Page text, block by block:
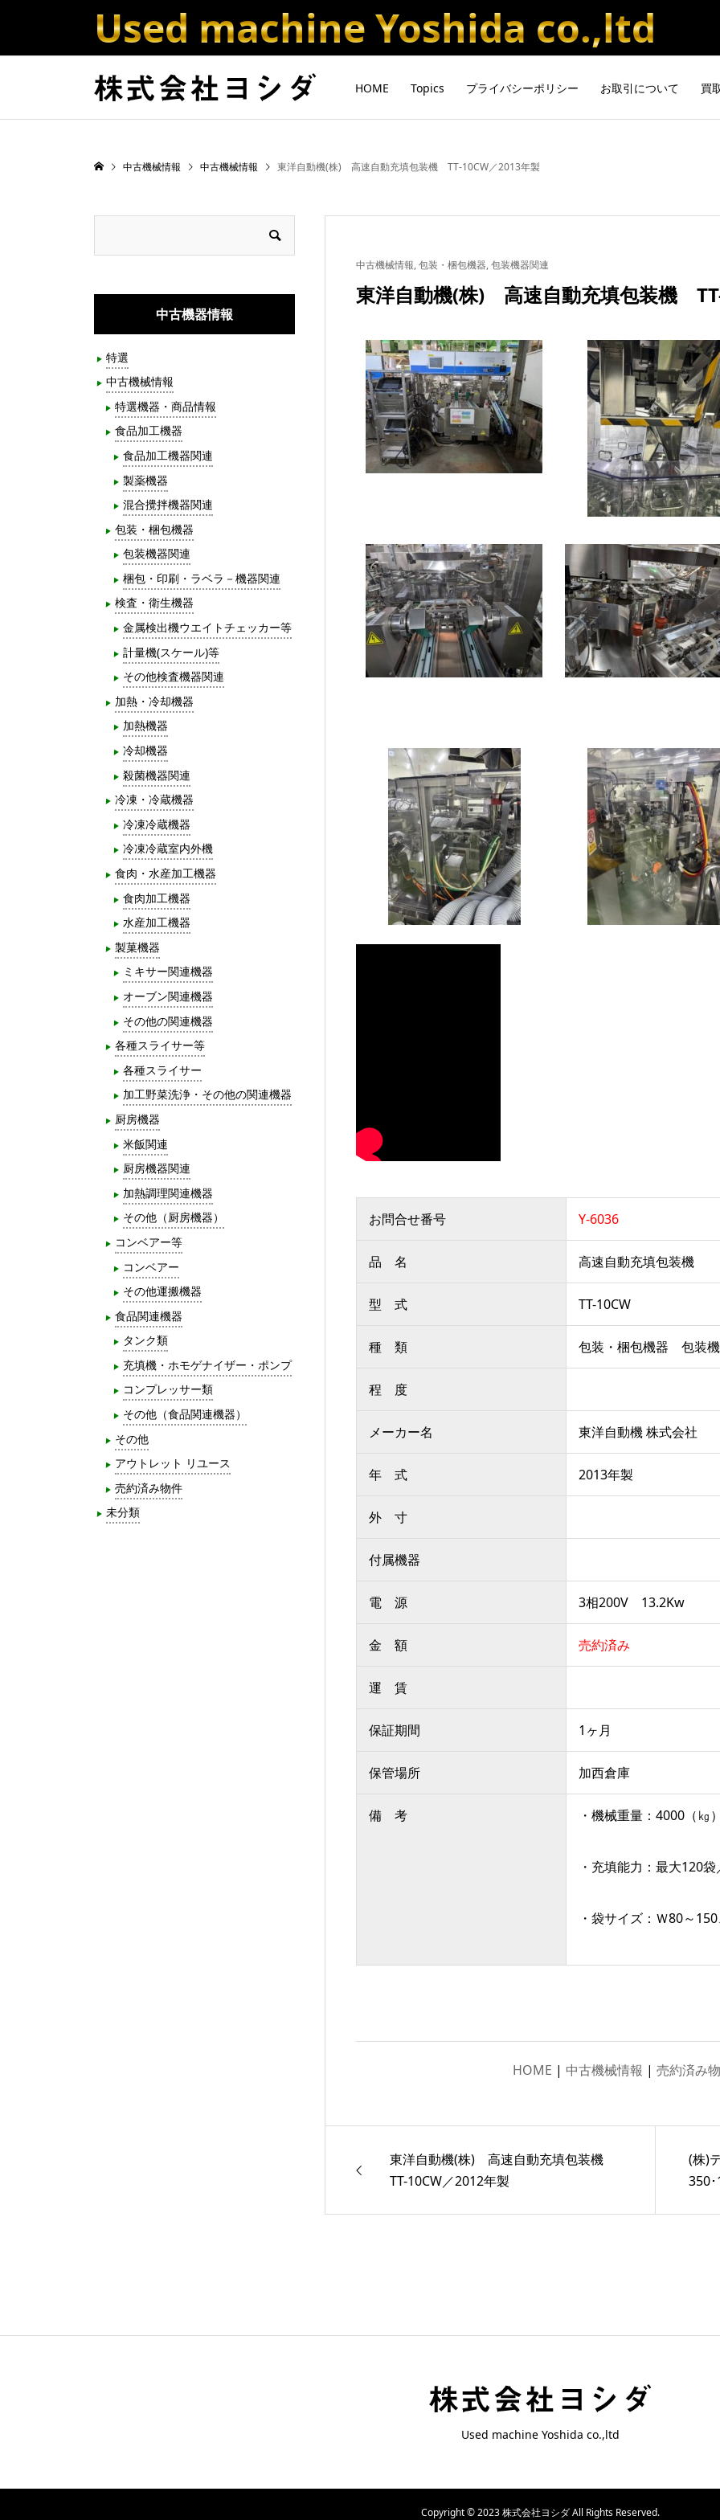
Used machine Yoshida co.,ltd
HOME Topics プライバシーポリシー お取引について 買
中古機械情報 中古機械情報 東洋自動機(株) 高速自動充填包装機 TT-10CW／2013年製
中古機械情報,包装・梱包機器,包装機器関連
東洋自動機(株) 高速自動充填包装機
お問合せ番号 Y-6036
品 名 高速自動充填包装機
型 式 TT-10CW
種 類 包装・梱包機器 包装
程 度
メーカー名 東洋自動機 株式会社
年 式 2013年製
外 寸
付属機器
電 源 3相200V 13.2Kw
金 額 売約済み
運 賃
保証期間 1ヶ月
保管場所 加西倉庫
備 考 ・機械重量：4000（㎏
・充填能力：最大120
・袋サイズ：Ｗ80～
HOME | 中古機械情報 | 売約済み
東洋自動機(株) 高速自動充填包装機
TT-10CW／2012年製
(株)
350･
中古機器情報
特選
中古機械情報
特選機器・商品情報
食品加工機器
食品加工機器関連
製薬機器
混合攪拌機器関連
包装・梱包機器
包装機器関連
梱包・印刷・ラベラ－機器関連
検査・衛生機器
金属検出機ウエイトチェッカー等
計量機(スケール)等
その他検査機器関連
加熱・冷却機器
加熱機器
冷却機器
殺菌機器関連
冷凍・冷蔵機器
冷凍冷蔵機器
冷凍冷蔵室内外機
食肉・水産加工機器
食肉加工機器
水産加工機器
製菓機器
ミキサー関連機器
オーブン関連機器
その他の関連機器
各種スライサー等
各種スライサー
加工野菜洗浄・その他の関連機器
厨房機器
米飯関連
厨房機器関連
加熱調理関連機器
その他（厨房機器）
コンベアー等
コンベアー
その他運搬機器
食品関連機器
タンク類
充填機・ホモゲナイザー・ポンプ
コンプレッサー類
その他（食品関連機器）
その他
アウトレット リユース
売約済み物件
未分類
Used machine Yoshida co.,ltd
Copyright © 2023 株式会社ヨシダ All Rights Reserved.